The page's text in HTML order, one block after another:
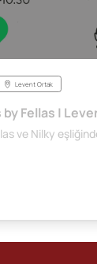
Levent Ortak
Fellas |
ve Nilky